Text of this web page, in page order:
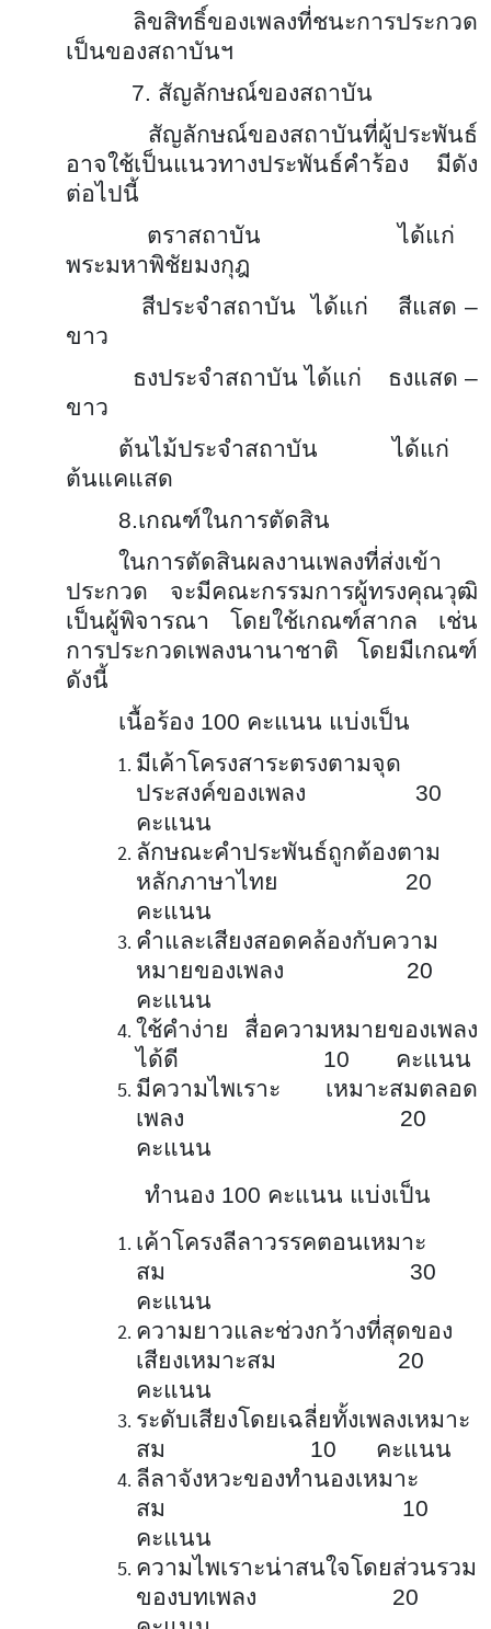
ลิขสิทธิ์ของเพลงที่ชนะการประกวด
เป็นของสถาบันฯ
7. สัญลักษณ์ของสถาบัน
สัญลักษณ์ของสถาบันที่ผู้ประพันธ์
อาจใช้เป็นแนวทางประพันธ์คำร้อง มีดัง
ต่อไปนี้
ตราสถาบัน ได้แก่
พระมหาพิชัยมงกุฎ
สีประจำสถาบัน ได้แก่ สีแสด –
ขาว
ธงประจำสถาบัน ได้แก่ ธงแสด –
ขาว
ต้นไม้ประจำสถาบัน ได้แก่
ต้นแคแสด
8.เกณฑ์ในการตัดสิน
ในการตัดสินผลงานเพลงที่ส่งเข้า
ประกวด จะมีคณะกรรมการผู้ทรงคุณวุฒิ
เป็นผู้พิจารณา โดยใช้เกณฑ์สากล เช่น
การประกวดเพลงนานาชาติ โดยมีเกณฑ์
ดังนี้
เนื้อร้อง 100 คะแนน แบ่งเป็น
มีเค้าโครงสาระตรงตามจุด
ประสงค์ของเพลง 30
คะแนน
ลักษณะคำประพันธ์ถูกต้องตาม
หลักภาษาไทย 20
คะแนน
คำและเสียงสอดคล้องกับความ
หมายของเพลง 20
คะแนน
ใช้คำง่าย สื่อความหมายของเพลง
ได้ดี 10 คะแนน
มีความไพเราะ เหมาะสมตลอด
เพลง 20
คะแนน
ทำนอง 100 คะแนน แบ่งเป็น
เค้าโครงลีลาวรรคตอนเหมาะ
สม 30
คะแนน
ความยาวและช่วงกว้างที่สุดของ
เสียงเหมาะสม 20
คะแนน
ระดับเสียงโดยเฉลี่ยทั้งเพลงเหมาะ
สม 10 คะแนน
ลีลาจังหวะของทำนองเหมาะ
สม 10
คะแนน
ความไพเราะน่าสนใจโดยส่วนรวม
ของบทเพลง 20